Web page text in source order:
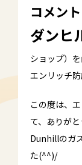
コメント
ダンヒ
ショップ）
エンリッチ
この度は、
て、ありが
Dunhillのガ
た(^^)/